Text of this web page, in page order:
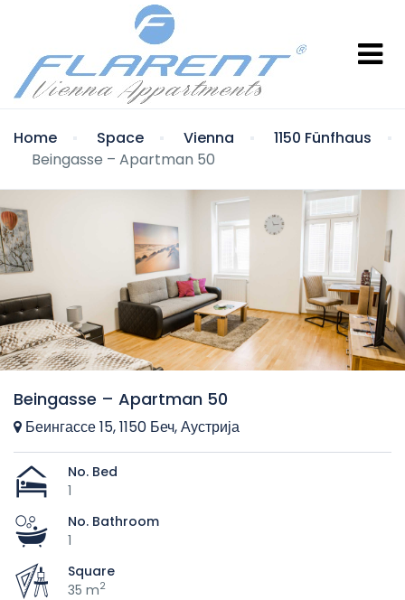
Home Space Vienna
1150 Fünfhaus
Beingasse – Apartman 50
Beingasse – Apartman 50
Беингассе 15, 1150 Беч, Аустрија
No. Bed
1
No. Bathroom
1
Square
35 m2